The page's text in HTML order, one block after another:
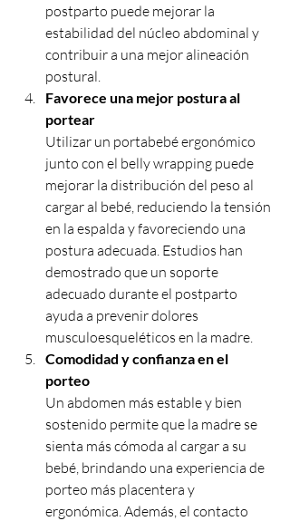
postparto puede mejorar la
estabilidad del núcleo abdominal y
contribuir a una mejor alineación
postural.
Favorece una mejor postura al
portear
Utilizar un portabebé ergonómico
junto con el belly wrapping puede
mejorar la distribución del peso al
cargar al bebé, reduciendo la tensión
en la espalda y favoreciendo una
postura adecuada. Estudios han
demostrado que un soporte
adecuado durante el postparto
ayuda a prevenir dolores
musculoesqueléticos en la madre.
Comodidad y confianza en el
porteo
Un abdomen más estable y bien
sostenido permite que la madre se
sienta más cómoda al cargar a su
bebé, brindando una experiencia de
porteo más placentera y
ergonómica. Además, el contacto